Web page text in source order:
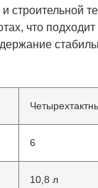
и
что
6
10,8 л